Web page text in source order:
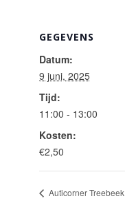
GEGEVENS
Datum:
9 juni, 2025
Tijd:
11:00 - 13:00
Kosten:
€2,50
Auticorner Treebeek